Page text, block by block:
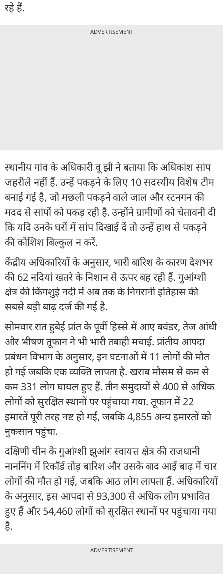
रहे हैं.
ADVERTISEMENT
स्थानीय गांव के अधिकारी वू झी ने बताया कि अधिकांश सांप
जहरीले नहीं हैं. उन्हें पकड़ने के लिए 10 सदस्यीय विशेष टीम
बनाई गई है, जो मछली पकड़ने वाले जाल और स्टनगन की
मदद से सांपों को पकड़ रही है. उन्होंने ग्रामीणों को चेतावनी दी
कि यदि उनके घरों में सांप दिखाई दें तो उन्हें हाथ से पकड़ने
की कोशिश बिल्कुल न करें.
केंद्रीय अधिकारियों के अनुसार, भारी बारिश के कारण देशभर
की 62 नदियां खतरे के निशान से ऊपर बह रही हैं. गुआंग्शी
क्षेत्र की किंगशुई नदी में अब तक के निगरानी इतिहास की
सबसे बड़ी बाढ़ दर्ज की गई है.
सोमवार रात हुबेई प्रांत के पूर्वी हिस्से में आए बवंडर, तेज आंधी
और भीषण तूफान ने भी भारी तबाही मचाई. प्रांतीय आपदा
प्रबंधन विभाग के अनुसार, इन घटनाओं में 11 लोगों की मौत
हो गई जबकि एक व्यक्ति लापता है. खराब मौसम से कम से
कम 331 लोग घायल हुए हैं. तीन समुदायों से 400 से अधिक
लोगों को सुरक्षित स्थानों पर पहुंचाया गया. तूफान में 22
इमारतें पूरी तरह नष्ट हो गईं, जबकि 4,855 अन्य इमारतों को
नुकसान पहुंचा.
दक्षिणी चीन के गुआंग्शी झुआंग स्वायत्त क्षेत्र की राजधानी
नाननिंग में रिकॉर्ड तोड़ बारिश और उसके बाद आई बाढ़ में चार
लोगों की मौत हो गई, जबकि आठ लोग लापता हैं. अधिकारियों
के अनुसार, इस आपदा से 93,300 से अधिक लोग प्रभावित
हुए हैं और 54,460 लोगों को सुरक्षित स्थानों पर पहुंचाया गया
है.
ADVERTISEMENT